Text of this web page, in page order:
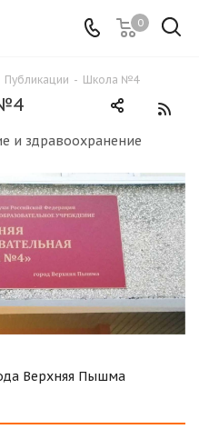
0
Публикации - Школа №4
и здравоохранение
Верхняя Пышма